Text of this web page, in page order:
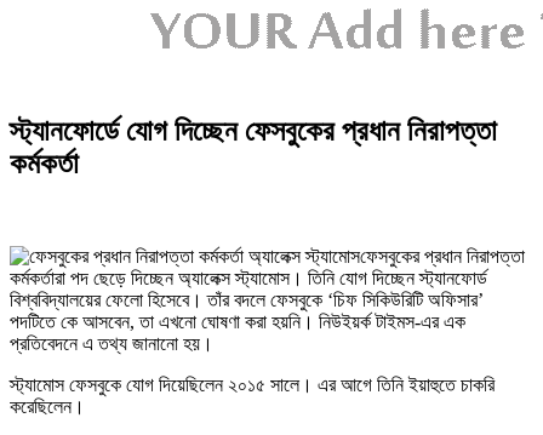
স্ট্যানফোর্ডে যোগ দিচ্ছেন ফেসবুকের প্রধান নিরাপত্তা
কর্মকর্তা
ফেসবুকের প্রধান নিরাপত্তা
কর্মকর্তারা পদ ছেড়ে দিচ্ছেন অ্যালেক্স স্ট্যামোস। তিনি যোগ দিচ্ছেন স্ট্যানফোর্ড
বিশ্ববিদ্যালয়ের ফেলো হিসেবে। তাঁর বদলে ফেসবুকে ‘চিফ সিকিউরিটি অফিসার’
পদটিতে কে আসবেন, তা এখনো ঘোষণা করা হয়নি। নিউইয়র্ক টাইমস-এর এক
প্রতিবেদনে এ তথ্য জানানো হয়।
স্ট্যামোস ফেসবুকে যোগ দিয়েছিলেন ২০১৫ সালে। এর আগে তিনি ইয়াহুতে চাকরি
করেছিলেন।